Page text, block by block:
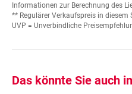
Informationen zur Berechnung des
** Regulärer Verkaufspreis in diesem
UVP = Unverbindliche
Das könnte Sie auch